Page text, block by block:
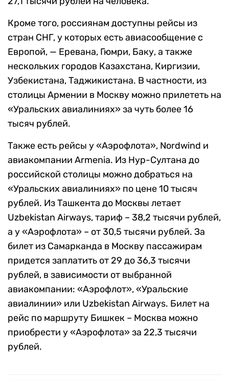
Кроме того, россиянам доступны рейсы из
стран СНГ, у которых есть авиасообщение с
Европой, — Еревана, Гюмри, Баку, а также
нескольких городов Казахстана, Киргизии,
Узбекистана, Таджикистана. В частности, из
столицы Армении в Москву можно прилететь на
«Уральских авиалиниях» за чуть более 16
тысяч рублей.
Также есть рейсы у «Аэрофлота», Nordwind и
авиакомпании Armenia. Из Нур-Султана до
российской столицы можно добраться на
«Уральских авиалиниях» по цене 10 тысяч
рублей. Из Ташкента до Москвы летает
Uzbekistan Airways, тариф – 38,2 тысячи рублей,
а у «Аэрофлота» – от 30,5 тысячи рублей. За
билет из Самарканда в Москву пассажирам
придется заплатить от 29 до 36,3 тысячи
рублей, в зависимости от выбранной
авиакомпании: «Аэрофлот», «Уральские
авиалинии» или Uzbekistan Airways. Билет на
рейс по маршруту Бишкек – Москва можно
приобрести у «Аэрофлота» за 22,3 тысячи
рублей.